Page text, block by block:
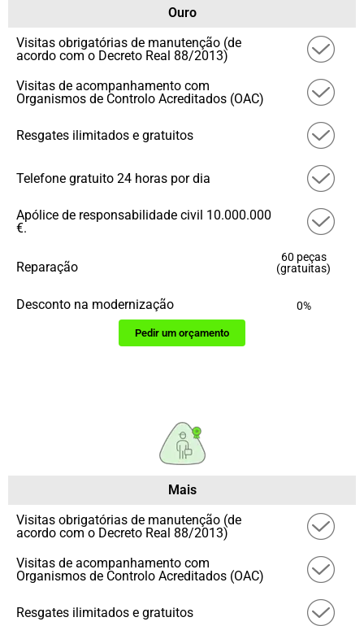
Ouro
Visitas obrigatórias de manutenção (de
acordo com o Decreto Real 88/2013)
Visitas de acompanhamento com
Organismos de Controlo Acreditados (OAC)
Resgates ilimitados e gratuitos
Telefone gratuito 24 horas por dia
Apólice de responsabilidade civil 10.000.000
€.
Reparação
60 peças
(gratuitas)
Desconto na modernização 0%
Pedir um orçamento
Mais
Visitas obrigatórias de manutenção (de
acordo com o Decreto Real 88/2013)
Visitas de acompanhamento com
Organismos de Controlo Acreditados (OAC)
Resgates ilimitados e gratuitos